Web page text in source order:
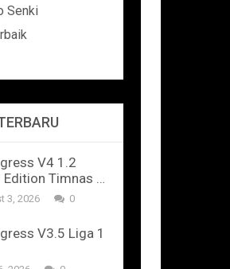
Senki
V4 1.2
Edition Timnas …
3, 2026 0
V3.5 Liga 1